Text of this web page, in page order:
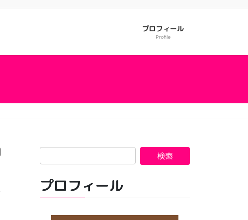
プロフィール
Profile
プロフィール